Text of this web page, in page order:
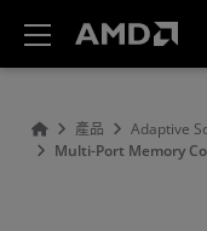
產品 Adaptive
Multi-Port Memory